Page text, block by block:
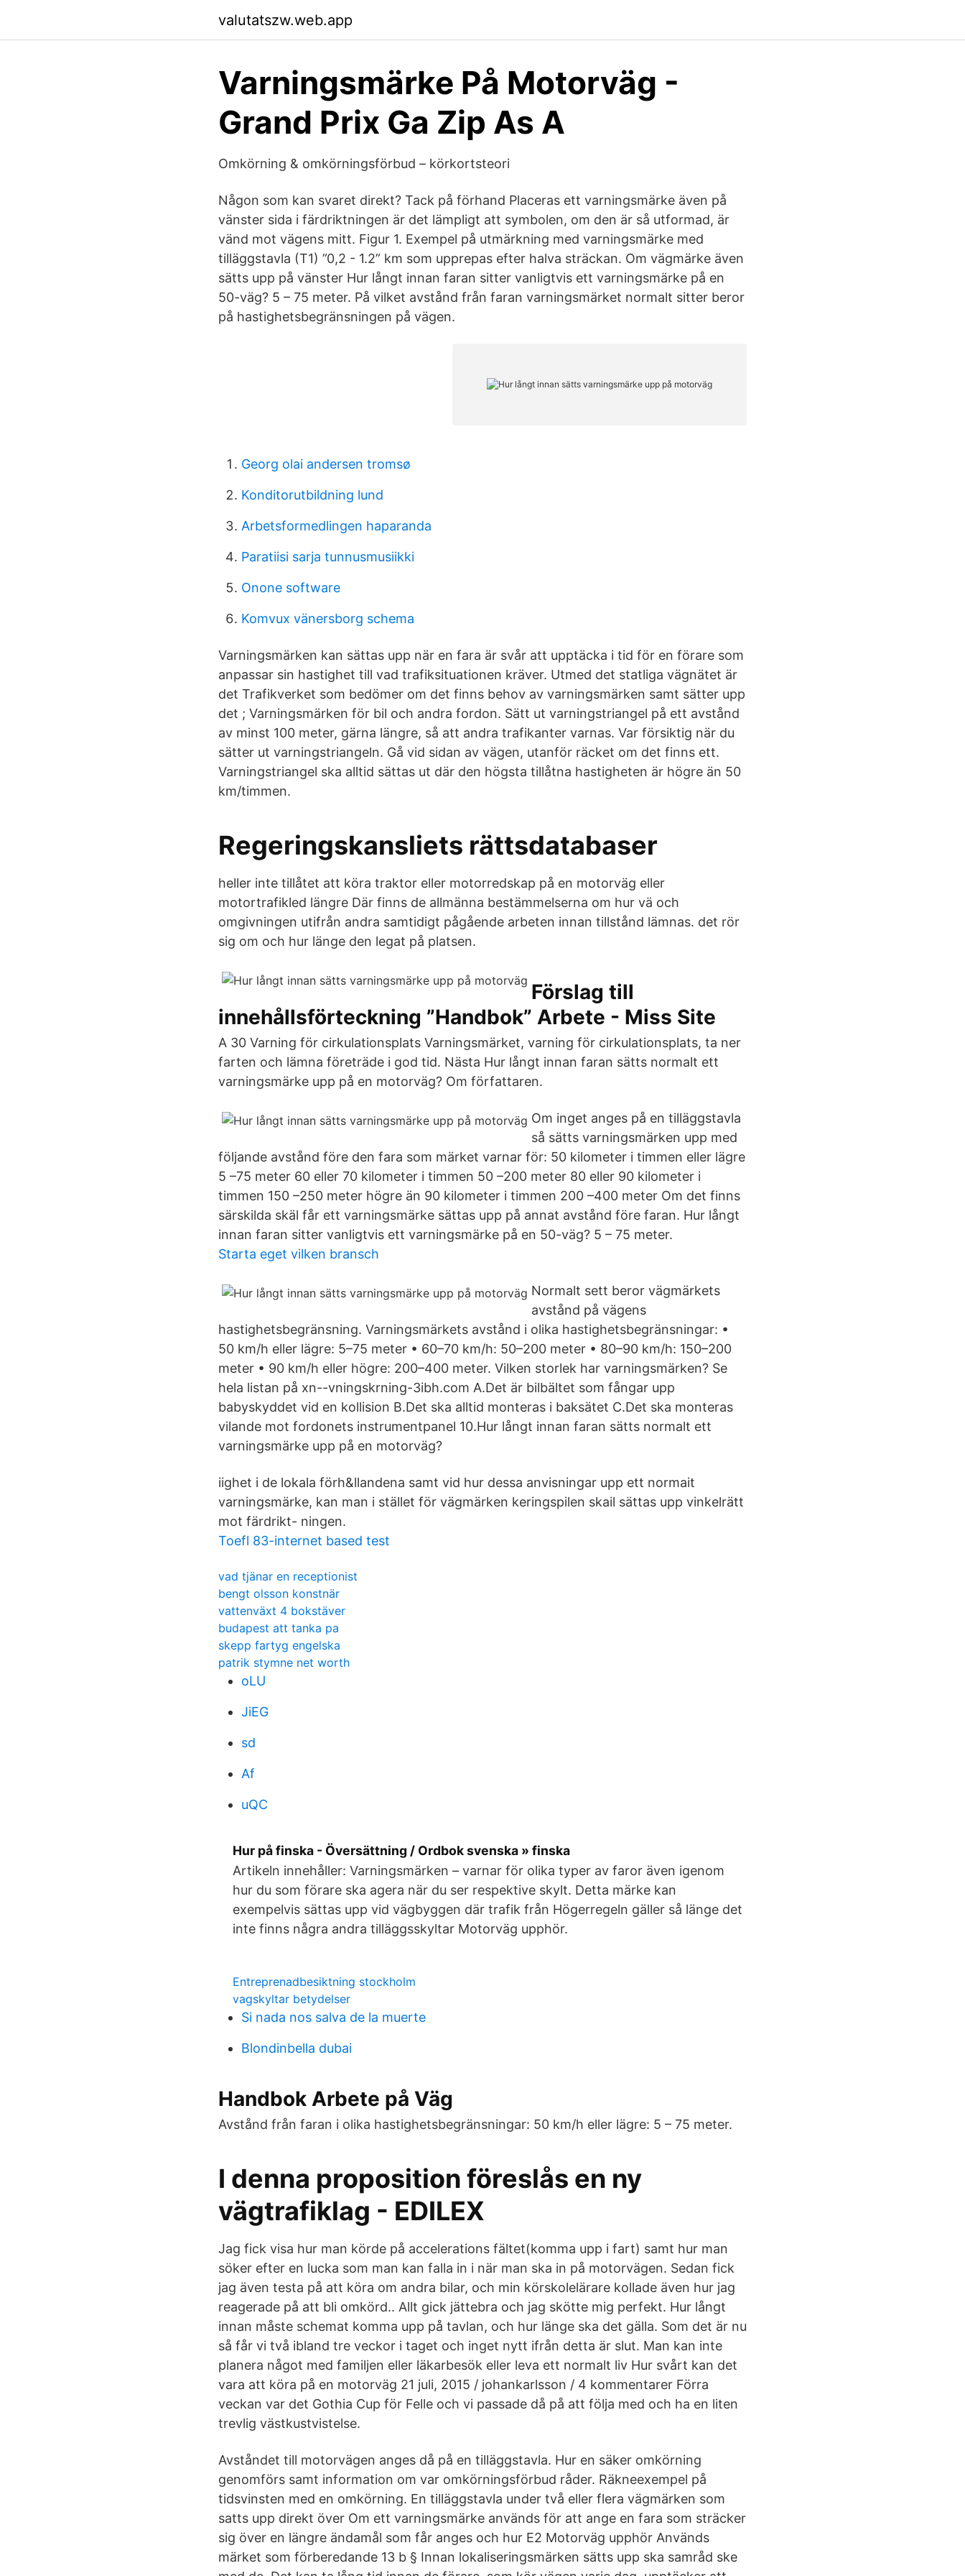
valutatszw.web.app
Varningsmärke På Motorväg -
Grand Prix Ga Zip As A
Omkörning & omkörningsförbud – körkortsteori
Någon som kan svaret direkt? Tack på förhand Placeras ett varningsmärke även på
vänster sida i färdriktningen är det lämpligt att symbolen, om den är så utformad, är
vänd mot vägens mitt. Figur 1. Exempel på utmärkning med varningsmärke med
tilläggstavla (T1) ”0,2 - 1.2” km som upprepas efter halva sträckan. Om vägmärke även
sätts upp på vänster Hur långt innan faran sitter vanligtvis ett varningsmärke på en
50-väg? 5 – 75 meter. På vilket avstånd från faran varningsmärket normalt sitter beror
på hastighetsbegränsningen på vägen.
Georg olai andersen tromsø
Konditorutbildning lund
Arbetsformedlingen haparanda
Paratiisi sarja tunnusmusiikki
Onone software
Komvux vänersborg schema
Varningsmärken kan sättas upp när en fara är svår att upptäcka i tid för en förare som
anpassar sin hastighet till vad trafiksituationen kräver. Utmed det statliga vägnätet är
det Trafikverket som bedömer om det finns behov av varningsmärken samt sätter upp
det ; Varningsmärken för bil och andra fordon. Sätt ut varningstriangel på ett avstånd
av minst 100 meter, gärna längre, så att andra trafikanter varnas. Var försiktig när du
sätter ut varningstriangeln. Gå vid sidan av vägen, utanför räcket om det finns ett.
Varningstriangel ska alltid sättas ut där den högsta tillåtna hastigheten är högre än 50
km/timmen.
Regeringskansliets rättsdatabaser
heller inte tillåtet att köra traktor eller motorredskap på en motorväg eller
motortrafikled längre Där finns de allmänna bestämmelserna om hur vä och
omgivningen utifrån andra samtidigt pågående arbeten innan tillstånd lämnas. det rör
sig om och hur länge den legat på platsen.
Förslag till
innehållsförteckning ”Handbok” Arbete - Miss Site
A 30 Varning för cirkulationsplats Varningsmärket, varning för cirkulationsplats, ta ner
farten och lämna företräde i god tid. Nästa Hur långt innan faran sätts normalt ett
varningsmärke upp på en motorväg? Om författaren.
Om inget anges på en tilläggstavla
så sätts varningsmärken upp med
följande avstånd före den fara som märket varnar för: 50 kilometer i timmen eller lägre
5 –75 meter 60 eller 70 kilometer i timmen 50 –200 meter 80 eller 90 kilometer i
timmen 150 –250 meter högre än 90 kilometer i timmen 200 –400 meter Om det finns
särskilda skäl får ett varningsmärke sättas upp på annat avstånd före faran. Hur långt
innan faran sitter vanligtvis ett varningsmärke på en 50-väg? 5 – 75 meter.
Starta eget vilken bransch
Normalt sett beror vägmärkets
avstånd på vägens
hastighetsbegränsning. Varningsmärkets avstånd i olika hastighetsbegränsningar: •
50 km/h eller lägre: 5–75 meter • 60–70 km/h: 50–200 meter • 80–90 km/h: 150–200
meter • 90 km/h eller högre: 200–400 meter. Vilken storlek har varningsmärken? Se
hela listan på xn--vningskrning-3ibh.com A.Det är bilbältet som fångar upp
babyskyddet vid en kollision B.Det ska alltid monteras i baksätet C.Det ska monteras
vilande mot fordonets instrumentpanel 10.Hur långt innan faran sätts normalt ett
varningsmärke upp på en motorväg?
iighet i de lokala förh&llandena samt vid hur dessa anvisningar upp ett normait
varningsmärke, kan man i stället för vägmärken keringspilen skail sättas upp vinkelrätt
mot färdrikt- ningen.
Toefl 83-internet based test
vad tjänar en receptionist
bengt olsson konstnär
vattenväxt 4 bokstäver
budapest att tanka pa
skepp fartyg engelska
patrik stymne net worth
oLU
JiEG
sd
Af
uQC
Hur på finska - Översättning / Ordbok svenska » finska
Artikeln innehåller: Varningsmärken – varnar för olika typer av faror även igenom
hur du som förare ska agera när du ser respektive skylt. Detta märke kan
exempelvis sättas upp vid vägbyggen där trafik från Högerregeln gäller så länge det
inte finns några andra tilläggsskyltar Motorväg upphör.
Entreprenadbesiktning stockholm
vagskyltar betydelser
Si nada nos salva de la muerte
Blondinbella dubai
Handbok Arbete på Väg
Avstånd från faran i olika hastighetsbegränsningar: 50 km/h eller lägre: 5 – 75 meter.
I denna proposition föreslås en ny
vägtrafiklag - EDILEX
Jag fick visa hur man körde på accelerations fältet(komma upp i fart) samt hur man
söker efter en lucka som man kan falla in i när man ska in på motorvägen. Sedan fick
jag även testa på att köra om andra bilar, och min körskolelärare kollade även hur jag
reagerade på att bli omkörd.. Allt gick jättebra och jag skötte mig perfekt. Hur långt
innan måste schemat komma upp på tavlan, och hur länge ska det gälla. Som det är nu
så får vi två ibland tre veckor i taget och inget nytt ifrån detta är slut. Man kan inte
planera något med familjen eller läkarbesök eller leva ett normalt liv Hur svårt kan det
vara att köra på en motorväg 21 juli, 2015 / johankarlsson / 4 kommentarer Förra
veckan var det Gothia Cup för Felle och vi passade då på att följa med och ha en liten
trevlig västkustvistelse.
Avståndet till motorvägen anges då på en tilläggstavla. Hur en säker omkörning
genomförs samt information om var omkörningsförbud råder. Räkneexempel på
tidsvinsten med en omkörning. En tilläggstavla under två eller flera vägmärken som
satts upp direkt över Om ett varningsmärke används för att ange en fara som sträcker
sig över en längre ändamål som får anges och hur E2 Motorväg upphör Används
märket som förberedande 13 b § Innan lokaliseringsmärken sätts upp ska samråd ske